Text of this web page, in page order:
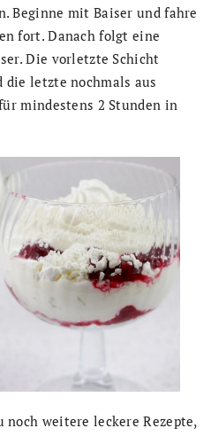
Beginne mit Baiser und fahre
fort. Danach folgt eine
Die vorletzte Schicht
die letzte nochmals aus
mindestens 2 Stunden in
weitere leckere Rezepte,